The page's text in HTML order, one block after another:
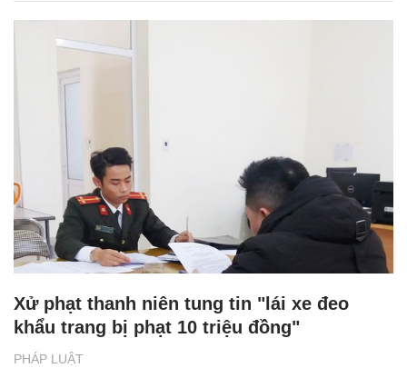
PHÁP LUẬT
Xử phạt thanh niên tung tin "lái xe đeo
khẩu trang bị phạt 10 triệu đồng"